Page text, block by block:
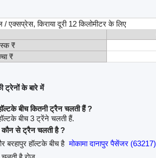
/ एक्सप्रेस, किराया दूरी 12 किलोमीटर के लिए
₹
₹
ट्रेनों के बारे में
बीच कितनी ट्रैन चलती हैं ?
बीच 3 ट्रेंने चलती हैं.
से ट्रैन चलती है ?
हॉल्टके बीच है मोकामा दानापुर पैसेंजर (63217)